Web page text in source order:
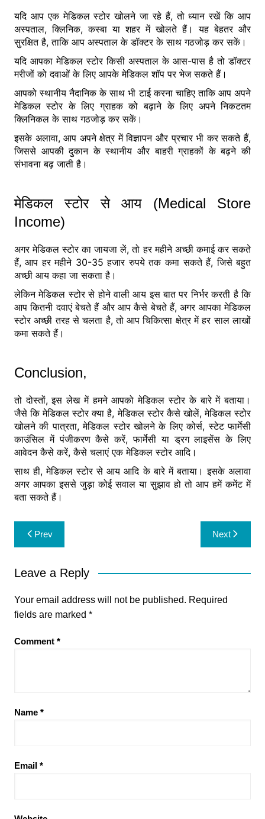
यदि आप एक मेडिकल स्टोर खोलने जा रहे हैं, तो ध्यान रखें कि आप
अस्पताल, क्लिनिक, कस्बा या शहर में खोलते हैं। यह बेहतर और
सुरक्षित है, ताकि आप अस्पताल के डॉक्टर के साथ गठजोड़ कर सकें।
यदि आपका मेडिकल स्टोर किसी अस्पताल के आस-पास है तो डॉक्टर
मरीजों को दवाओं के लिए आपके मेडिकल शॉप पर भेज सकते हैं।
आपको स्थानीय नैदानिक के साथ भी टाई करना चाहिए ताकि आप अपने
मेडिकल स्टोर के लिए ग्राहक को बढ़ाने के लिए अपने निकटतम
क्लिनिकल के साथ गठजोड़ कर सकें।
इसके अलावा, आप अपने क्षेत्र में विज्ञापन और प्रचार भी कर सकते हैं,
जिससे आपकी दुकान के स्थानीय और बाहरी ग्राहकों के बढ़ने की
संभावना बढ़ जाती है।
मेडिकल स्टोर से आय (Medical Store
Income)
अगर मेडिकल स्टोर का जायजा लें, तो हर महीने अच्छी कमाई कर सकते
हैं, आप हर महीने 30-35 हजार रुपये तक कमा सकते हैं, जिसे बहुत
अच्छी आय कहा जा सकता है।
लेकिन मेडिकल स्टोर से होने वाली आय इस बात पर निर्भर करती है कि
आप कितनी दवाएं बेचते हैं और आप कैसे बेचते हैं, अगर आपका मेडिकल
स्टोर अच्छी तरह से चलता है, तो आप चिकित्सा क्षेत्र में हर साल लाखों
कमा सकते हैं।
Conclusion,
तो दोस्तों, इस लेख में हमने आपको मेडिकल स्टोर के बारे में बताया।
जैसे कि मेडिकल स्टोर क्या है, मेडिकल स्टोर कैसे खोलें, मेडिकल स्टोर
खोलने की पात्रता, मेडिकल स्टोर खोलने के लिए कोर्स, स्टेट फार्मेसी
काउंसिल में पंजीकरण कैसे करें, फार्मेसी या ड्रग लाइसेंस के लिए
आवेदन कैसे करें, कैसे चलाएं एक मेडिकल स्टोर आदि।
साथ ही, मेडिकल स्टोर से आय आदि के बारे में बताया। इसके अलावा
अगर आपका इससे जुड़ा कोई सवाल या सुझाव हो तो आप हमें कमेंट में
बता सकते हैं।
Post
navigation
Prev Next
Leave a Reply
Your email address will not be published. Required
fields are marked *
Comment *
Name *
Email *